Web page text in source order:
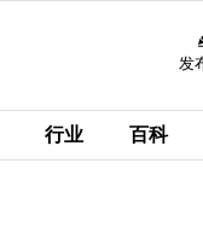
发
行业 百科